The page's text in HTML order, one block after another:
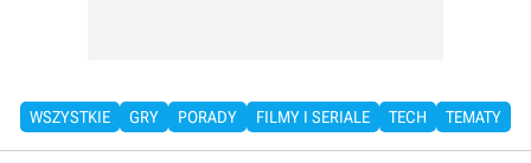
WSZYSTKIE GRY PORADY FILMY I SERIALE TECH TEMATY